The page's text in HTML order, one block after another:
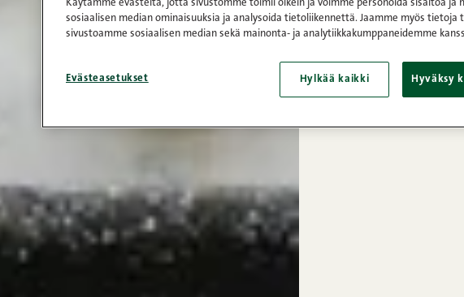
Käytämme evästeitä, jotta sivustomme toimii oikein ja voimme personoida sisältöä ja
sosiaalisen median ominaisuuksia ja analysoida tietoliikennettä. Jaamme myös tietoja
sivustoamme sosiaalisen median sekä mainonta- ja analytiikkakumppaneidemme
Evästeasetukset Hylkää kaikki Hyväksy